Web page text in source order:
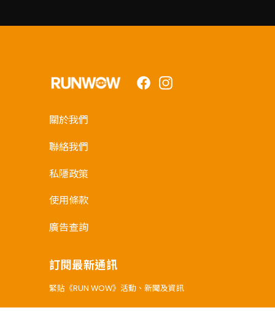
FacebookInstagram
關於我們
聯絡我們
私隱政策
使用條款
廣告查詢
訂閱最新通訊
緊貼《RUN WOW》活動、新聞及資訊